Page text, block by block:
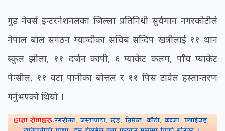
गुड नेवर्स इन्टरनेशनलका जिल्ला प्रतिनिधी सुर्यमान नगरकोटीले
नेपाल बाल संगठन म्याग्दीका सचिब सन्दिप खत्रीलाई ११ थान
स्कुल झोला, ११ दर्जन कापी, ६ प्याकेट कलम, पाँच प्याकेट
पेन्सील, ११ वटा पानीका बोत्तल र ११ पिस टावेल हस्तान्तरण
गर्नुभएको थियो ।